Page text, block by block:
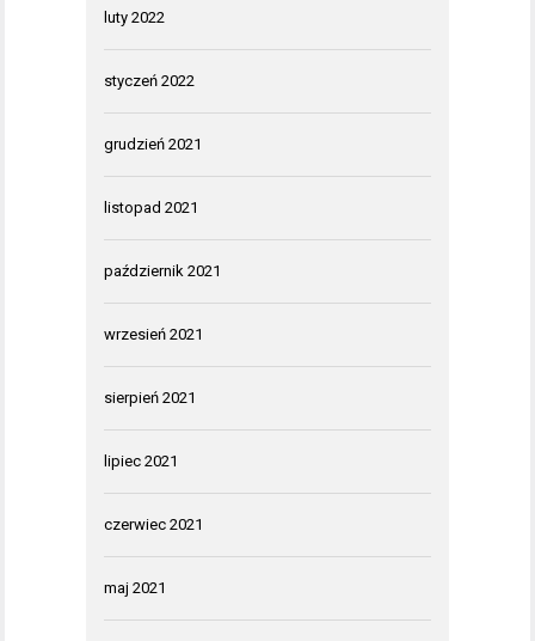
luty 2022
styczeń 2022
grudzień 2021
listopad 2021
październik 2021
wrzesień 2021
sierpień 2021
lipiec 2021
czerwiec 2021
maj 2021